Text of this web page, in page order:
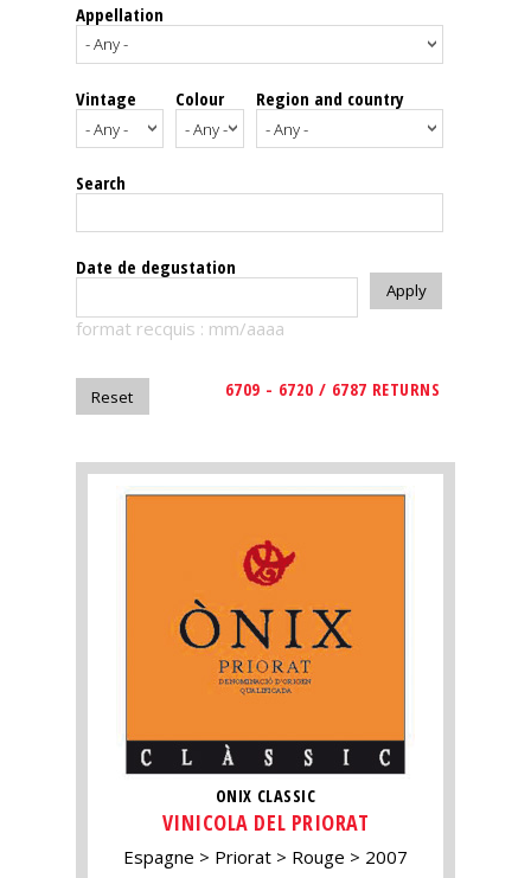
Our
events
Spirits
Tasting
reviews
The
magazine
Magazine
Appellation
Vintage Colour Region and country
Search
Date de degustation
format recquis : mm/aaaa
6709 - 6720 / 6787 RETURNS
ONIX CLASSIC
VINICOLA DEL PRIORAT
Espagne Priorat Rouge 2007